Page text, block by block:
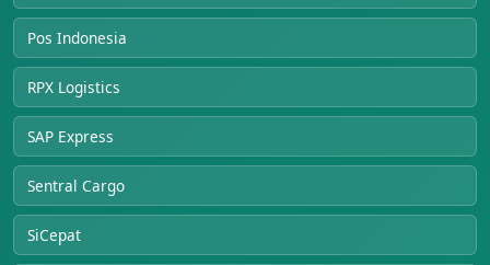
Pos Indonesia
RPX Logistics
SAP Express
Sentral Cargo
SiCepat